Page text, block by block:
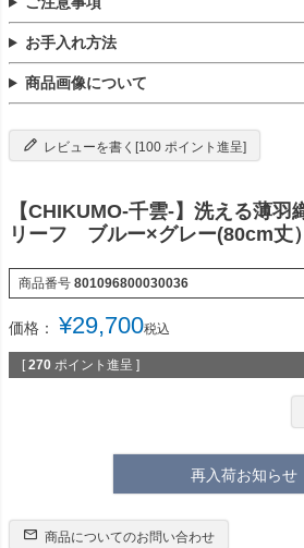
お手入れ方法
商品画像について
レビューを書く[100 ポイント進呈]
【CHIKUMO-千雲-】洗える薄
リーフ ブルー×グレー(80cm丈
商品番号 801096800030036
価格： ¥29,700税込
[ 270 ポイント進呈 ]
再入荷お知らせ
商品についてのお問い合わせ